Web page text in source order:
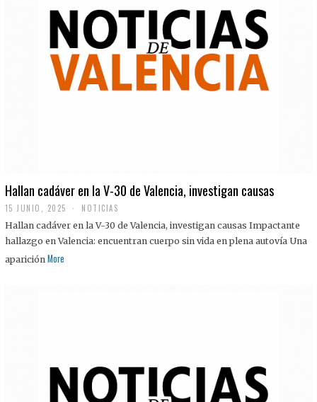
Hallan cadáver en la V-30 de Valencia, investigan causas
15 JUNIO, 2025 NOTICIAS
Hallan cadáver en la V-30 de Valencia, investigan causas Impactante
hallazgo en Valencia: encuentran cuerpo sin vida en plena autovía Una
aparición More